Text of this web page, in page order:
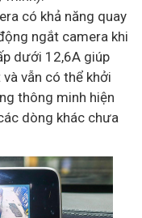
có khả năng quay
ngắt camera khi
dưới 12,6A giúp
vẫn có thể khởi
thông minh hiện
dòng khác chưa